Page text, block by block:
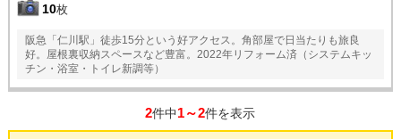
10枚
阪急「仁川駅」徒歩15分という好アクセス。角部屋で日当たりも旅良
好。屋根裏収納スペースなど豊富。2022年リフォーム済（システムキッ
チン・浴室・トイレ新調等）
2件中1～2件を表示